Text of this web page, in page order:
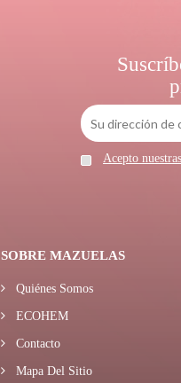
Acepto
SOBRE MAZUELAS
Quiénes Somos
ECOHEM
Contacto
Mapa Del Sitio